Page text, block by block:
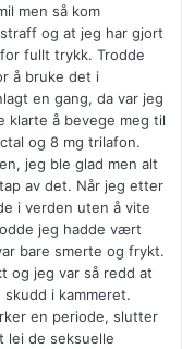
men så kom
og at jeg har gjort
fullt trykk. Trodde
å bruke det i
en gang, da var jeg
klarte å bevege meg til
og 8 mg trilafon.
jeg ble glad men alt
av det. Når jeg etter
i verden uten å vite
jeg hadde vært
bare smerte og frykt.
og jeg var så redd at
i kammeret.
en periode, slutter
lei de seksuelle